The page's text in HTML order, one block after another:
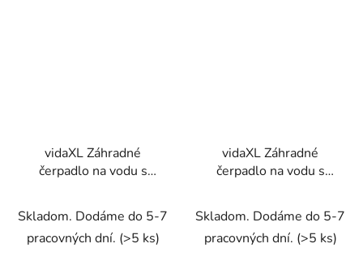
vidaXL Záhradné
čerpadlo na vodu s
Skladom. Dodáme do 5-7
pracovných dní. (>5 ks)
vidaXL Záhradné
čerpadlo na vodu s
Skladom. Dodáme do 5-7
pracovných dní. (>5 ks)